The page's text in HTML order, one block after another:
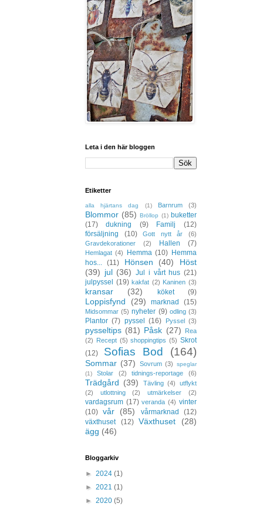
Leta i den här bloggen
Etiketter
alla hjärtans dag (1) Barnrum (3)
Blommor (85) Bröllop (1) buketter
(17)
dukning (9) Familj
(12)
försäljning
(10) Gott nytt år
(6)
Gravdekorationer
(2) Hallen (7)
Hemlagat (4) Hemma (10) Hemma
hos...
(11) Hönsen (40)
Höst
(39) jul (36) Jul i vårt hus (21)
julpyssel
(19) kakfat (2) Kaninen (3)
kransar (32) köket (9)
Loppisfynd (29) marknad (15)
Midsommar (5) nyheter (9) odling (3)
Plantor (7) pyssel (16) Pyssel (3)
pysseltips (81) Påsk (27)
Rea
(2) Recept (5) shoppingtips (5) Skrot
(12)
Sofias Bod (164)
Sommar (37) Sovrum (3)
speglar
(1)
Stolar (2) tidnings-reportage (6)
Trädgård (39) Tävling (4)
utflykt
(2)
utlottning (2) utmärkelser (2)
vardagsrum (17) veranda (4) vinter
(10) vår (85) vårmarknad
(12)
växthuset
(12) Växthuset
(28)
ägg (46)
Bloggarkiv
► 2024 (1)
► 2021 (1)
► 2020 (5)